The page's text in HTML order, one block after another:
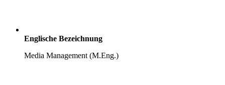
Englische Bezeichnung
Media Management (M.Eng.)